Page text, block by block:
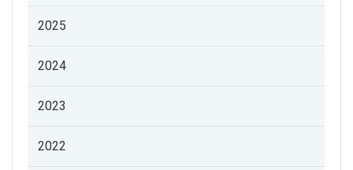
2025
2024
2023
2022